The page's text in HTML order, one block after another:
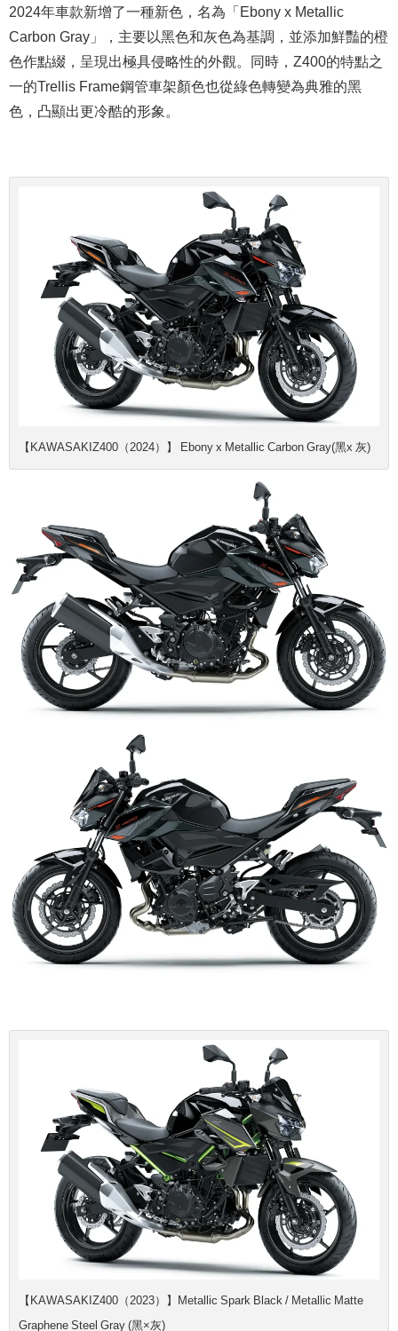
2024年車款新增了一種新色，名為「Ebony x Metallic
Carbon Gray」，主要以黑色和灰色為基調，並添加鮮豔的橙
色作點綴，呈現出極具侵略性的外觀。同時，Z400的特點之
一的Trellis Frame鋼管車架顏色也從綠色轉變為典雅的黑
色，凸顯出更冷酷的形象。
【KAWASAKIZ400（2024）】 Ebony x Metallic Carbon Gray(黑x 灰)
【KAWASAKIZ400（2023）】Metallic Spark Black / Metallic Matte
Graphene Steel Gray (黑×灰)